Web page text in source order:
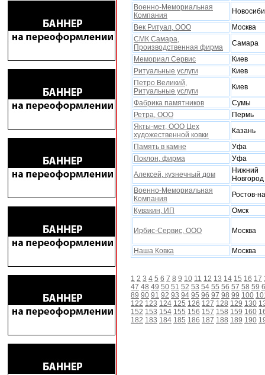
Военно-Мемориальная
Компания
Век Ритуал, ООО
Москва
СМК Самара,
Производственная фирма
Самара
Мемориал Сервис
Киев
Ритуальные услуги
Киев
Петро Великий,
Ритуальные услуги
Киев
Фабрика памятников
Сумы
Ретра, ООО
Пермь
Якты-мет, ООО Цеx
xудожественной ковки
Казань
Память в камне
Уфа
Поклон, фирма
Уфа
Алексей, кузнечный дом
Нижний
Новгород
Военно-Мемориальная
Компания
Ростов-
Кувакин, ИП
Омск
Ирбис-Сервис, ООО Москва
Наша Ковка Москва
1 2 3 4 5 6 7 8 9 10 11 12 13 14 15 16 17
47 48 49 50 51 52 53 54 55 56 57 58 59
89 90 91 92 93 94 95 96 97 98 99 100
122 123 124 125 126 127 128 129 130
152 153 154 155 156 157 158 159 160
182 183 184 185 186 187 188 189 190